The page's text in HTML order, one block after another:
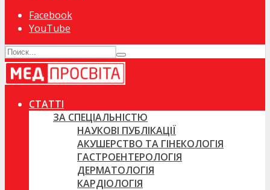
Facebook
YouTube
СТАТТІ
ЗА СПЕЦІАЛЬНІСТЮ
НАУКОВІ ПУБЛІКАЦІЇ
АКУШЕРСТВО ТА ГІНЕКОЛОГІЯ
ГАСТРОЕНТЕРОЛОГІЯ
ДЕРМАТОЛОГІЯ
КАРДІОЛОГІЯ